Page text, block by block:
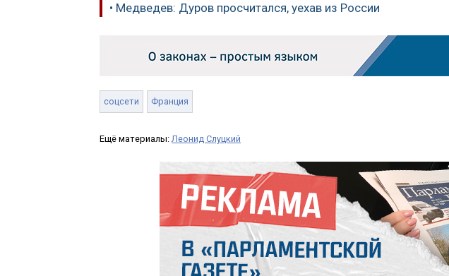
• Медведев: Дуров просчитался, уехав из России
соцсети Франция
Ещё материалы: Леонид Слуцкий